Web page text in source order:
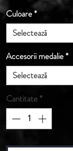
Culoare*
Selectează
Accesorii medalie*
Selectează
Cantitate *